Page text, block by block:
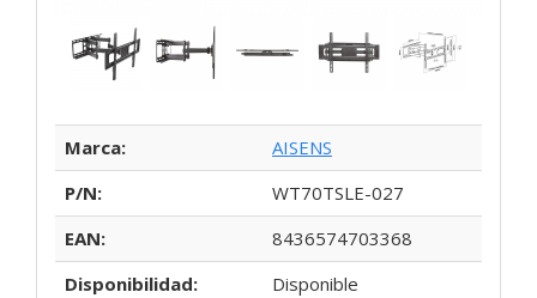
Marca:
AISENS
P/N:
WT70TSLE-027
EAN:
8436574703368
Disponibilidad:
Disponible